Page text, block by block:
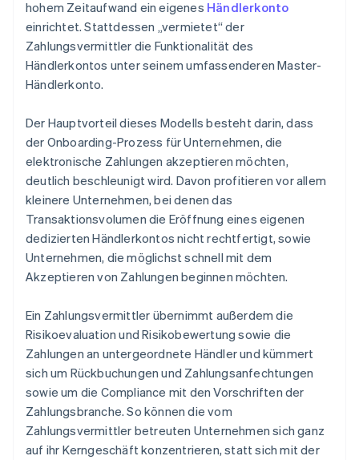
hohem Zeitaufwand ein eigenes Händlerkonto
einrichtet. Stattdessen „vermietet“ der
Zahlungsvermittler die Funktionalität des
Händlerkontos unter seinem umfassenderen Master-
Händlerkonto.
Der Hauptvorteil dieses Modells besteht darin, dass
der Onboarding-Prozess für Unternehmen, die
elektronische Zahlungen akzeptieren möchten,
deutlich beschleunigt wird. Davon profitieren vor allem
kleinere Unternehmen, bei denen das
Transaktionsvolumen die Eröffnung eines eigenen
dedizierten Händlerkontos nicht rechtfertigt, sowie
Unternehmen, die möglichst schnell mit dem
Akzeptieren von Zahlungen beginnen möchten.
Ein Zahlungsvermittler übernimmt außerdem die
Risikoevaluation und Risikobewertung sowie die
Zahlungen an untergeordnete Händler und kümmert
sich um Rückbuchungen und Zahlungsanfechtungen
sowie um die Compliance mit den Vorschriften der
Zahlungsbranche. So können die vom
Zahlungsvermittler betreuten Unternehmen sich ganz
auf ihr Kerngeschäft konzentrieren, statt sich mit der